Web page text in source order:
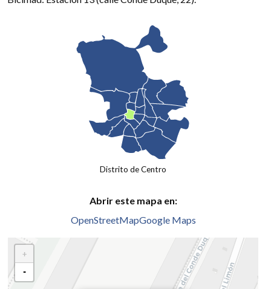
+
-
Distrito de Centro
Abrir este mapa en:
OpenStreetMapGoogle Maps